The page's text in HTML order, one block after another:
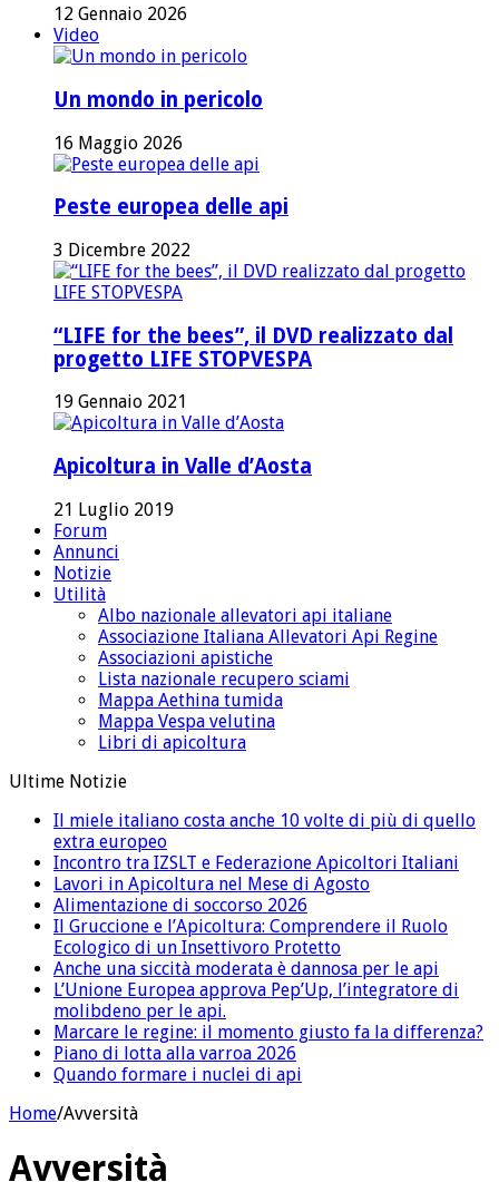
12 Gennaio 2026
Video
Un mondo in pericolo
16 Maggio 2026
Peste europea delle api
3 Dicembre 2022
“LIFE for the bees”, il DVD realizzato dal
progetto LIFE STOPVESPA
19 Gennaio 2021
Apicoltura in Valle d’Aosta
21 Luglio 2019
Forum
Annunci
Notizie
Utilità
Albo nazionale allevatori api italiane
Associazione Italiana Allevatori Api Regine
Associazioni apistiche
Lista nazionale recupero sciami
Mappa Aethina tumida
Mappa Vespa velutina
Libri di apicoltura
Ultime Notizie
Il miele italiano costa anche 10 volte di più di quello
extra europeo
Incontro tra IZSLT e Federazione Apicoltori Italiani
Lavori in Apicoltura nel Mese di Agosto
Alimentazione di soccorso 2026
Il Gruccione e l’Apicoltura: Comprendere il Ruolo
Ecologico di un Insettivoro Protetto
Anche una siccità moderata è dannosa per le api
L’Unione Europea approva Pep’Up, l’integratore di
molibdeno per le api.
Marcare le regine: il momento giusto fa la differenza?
Piano di lotta alla varroa 2026
Quando formare i nuclei di api
Home/Avversità
Avversità